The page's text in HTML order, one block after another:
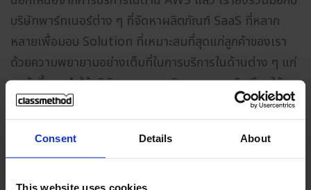
Consent Details About
This website uses cookies
บริษัทพาร์ทเนอร์ต่าง ๆ ที่จัดหาผลิตภัณฑ์ SaaS ที่หลาก
หลายเพื่อมอบ Solution ที่เหมาะสมที่สุดแก่ลูกค้าของเรา
ด้วยความพยายามอย่างเต็มที่ในการบริการในด้านต่าง ๆ แก่
ลูกค้านี้เอง ทำให้บริษัทของเราถูกพิจารณาและรับเลือกให้
เป็น “SI Partner of the Year”
เกี่ยวกับรางวัล SI Partner of the